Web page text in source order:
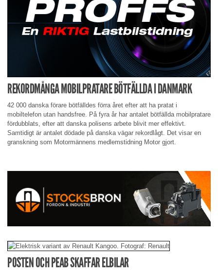
REKORDMÅNGA MOBILPRATARE BÖTFÄLLDA I DANMARK
42 000 danska förare bötfälldes förra året efter att ha pratat i
mobiltelefon utan handsfree. På fyra år har antalet bötfällda mobilpratare
fördubblats, efter att danska polisens arbete blivit mer effektivt.
Samtidigt är antalet dödade på danska vägar rekordlågt. Det visar en
granskning som Motormännens medlemstidning Motor gjort.
POSTEN OCH PEAB SKAFFAR ELBILAR